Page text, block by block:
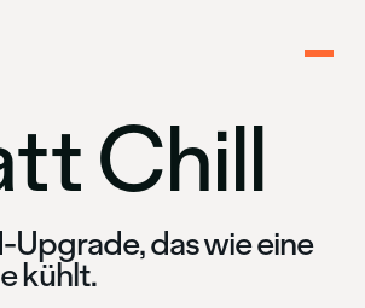
Chill
Upgrade, das wie eine
kühlt.